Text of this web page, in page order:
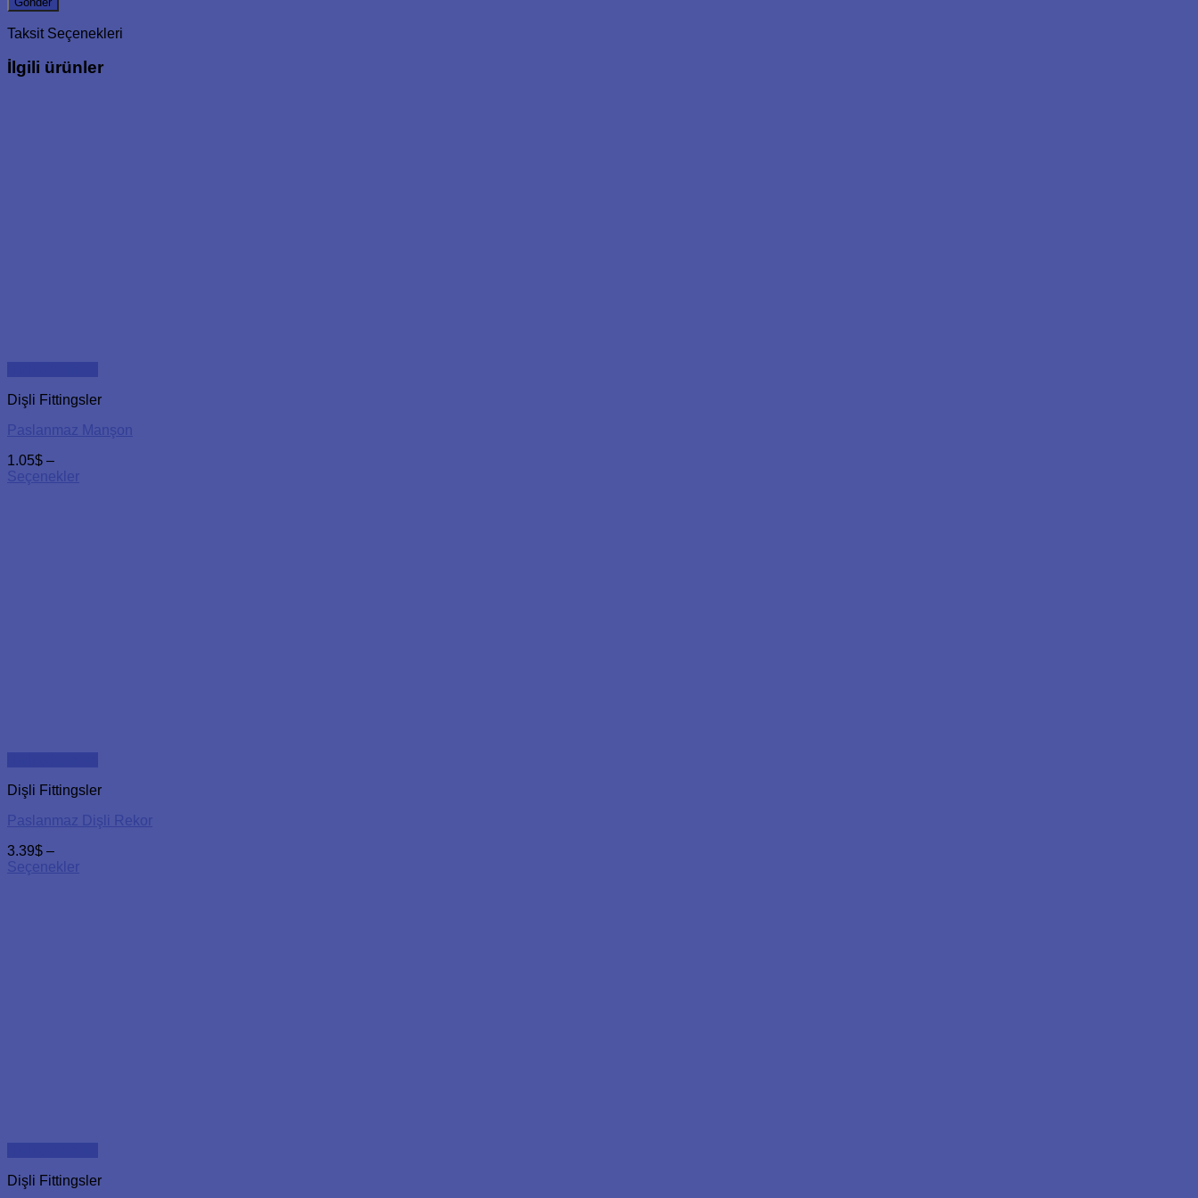
Taksit Seçenekleri
İlgili ürünler
Dişli Fittingsler
Paslanmaz Manşon
1.05$ –
Seçenekler
Dişli Fittingsler
Paslanmaz Dişli Rekor
3.39$ –
Seçenekler
Dişli Fittingsler